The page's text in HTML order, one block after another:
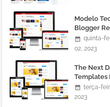
Modelo
Blogger
quinta-
02, 2023
The Next
Templates
Responsivo
terça-
2023